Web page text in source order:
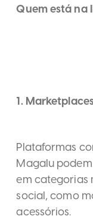
Quem está na
1.
Plataformas
Magalu
em categorias
social, como
acessórios.